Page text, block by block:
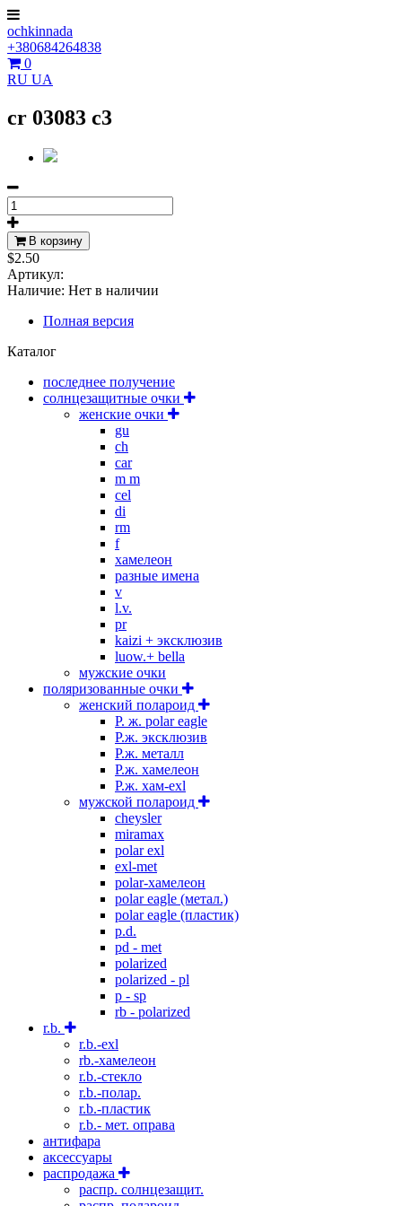
ochkinnada
+380684264838
0
RU UA
cr 03083 c3
В корзину
$2.50
Артикул:
Наличие: Нет в наличии
Полная версия
Каталог
последнее получение
солнцезащитные очки
женские очки
gu
ch
car
m m
cel
di
rm
f
хамелеон
разные имена
v
l.v.
pr
kaizi + эксклюзив
luow.+ bella
мужские очки
поляризованные очки
женский полароид
P. ж. polar eagle
P.ж. эксклюзив
Р.ж. металл
P.ж. хамелеон
Р.ж. хам-exl
мужской полароид
cheysler
miramax
polar exl
exl-met
polar-хамелеон
polar eagle (метал.)
polar eagle (пластик)
p.d.
pd - met
polarized
polarized - pl
p - sp
rb - polarized
r.b.
r.b.-exl
rb.-хамелеон
r.b.-стекло
r.b.-полар.
r.b.-пластик
r.b.- мет. оправа
антифара
аксессуары
распродажа
распр. солнцезащит.